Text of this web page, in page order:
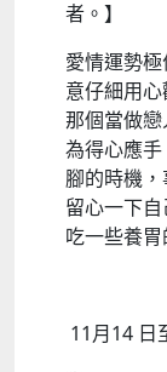
者。】
愛情運勢
意仔細用
那個當做
為得心應
腳的時機
留心一下
吃一些養
11月14 日